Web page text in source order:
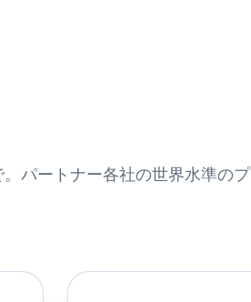
パートナー各社の世界水準のプ